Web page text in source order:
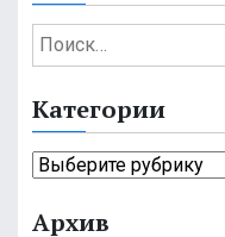
Н
а
т
и
:
Категории
К
т
Архив